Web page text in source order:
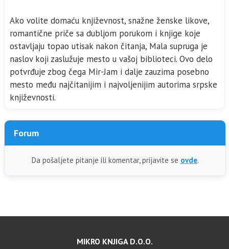
Ako volite domaću književnost, snažne ženske likove,
romantične priče sa dubljom porukom i knjige koje
ostavljaju topao utisak nakon čitanja, Mala supruga je
naslov koji zaslužuje mesto u vašoj biblioteci. Ovo delo
potvrđuje zbog čega Mir-Jam i dalje zauzima posebno
mesto među najčitanijim i najvoljenijim autorima srpske
književnosti.
Forum
Da pošaljete pitanje ili komentar, prijavite se ovde.
MIKRO KNJIGA D.O.O.